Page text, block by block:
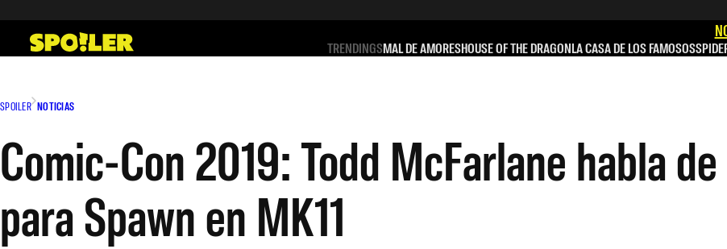
contenido
TRENDINGSMAL DE AMORESHOUSE OF THE DRAGONLA CASA DE LOS FAMOSOS
SPOILER NOTICIAS
Comic-Con 2019: Todd McFarlane habla
para Spawn en MK11